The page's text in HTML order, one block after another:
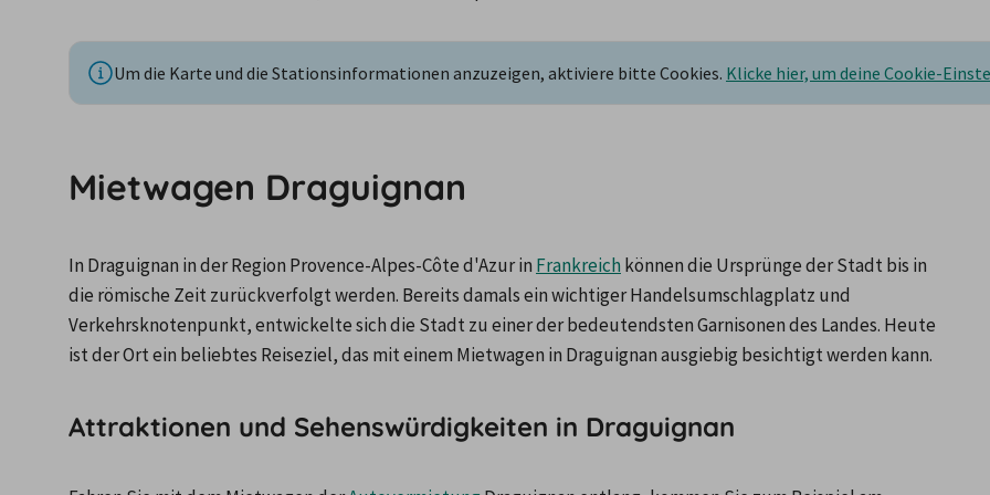
Um die Karte und die Stationsinformationen anzuzeigen, aktiviere bitte Cookies. Klicke hier, um deine Cookie-
Mietwagen Draguignan
In Draguignan in der Region Provence-Alpes-Côte d'Azur in Frankreich können die Ursprünge der Stadt bis in
die römische Zeit zurückverfolgt werden. Bereits damals ein wichtiger Handelsumschlagplatz und
Verkehrsknotenpunkt, entwickelte sich die Stadt zu einer der bedeutendsten Garnisonen des Landes. Heute
ist der Ort ein beliebtes Reiseziel, das mit einem Mietwagen in Draguignan ausgiebig besichtigt werden kann.
Attraktionen und Sehenswürdigkeiten in Draguignan